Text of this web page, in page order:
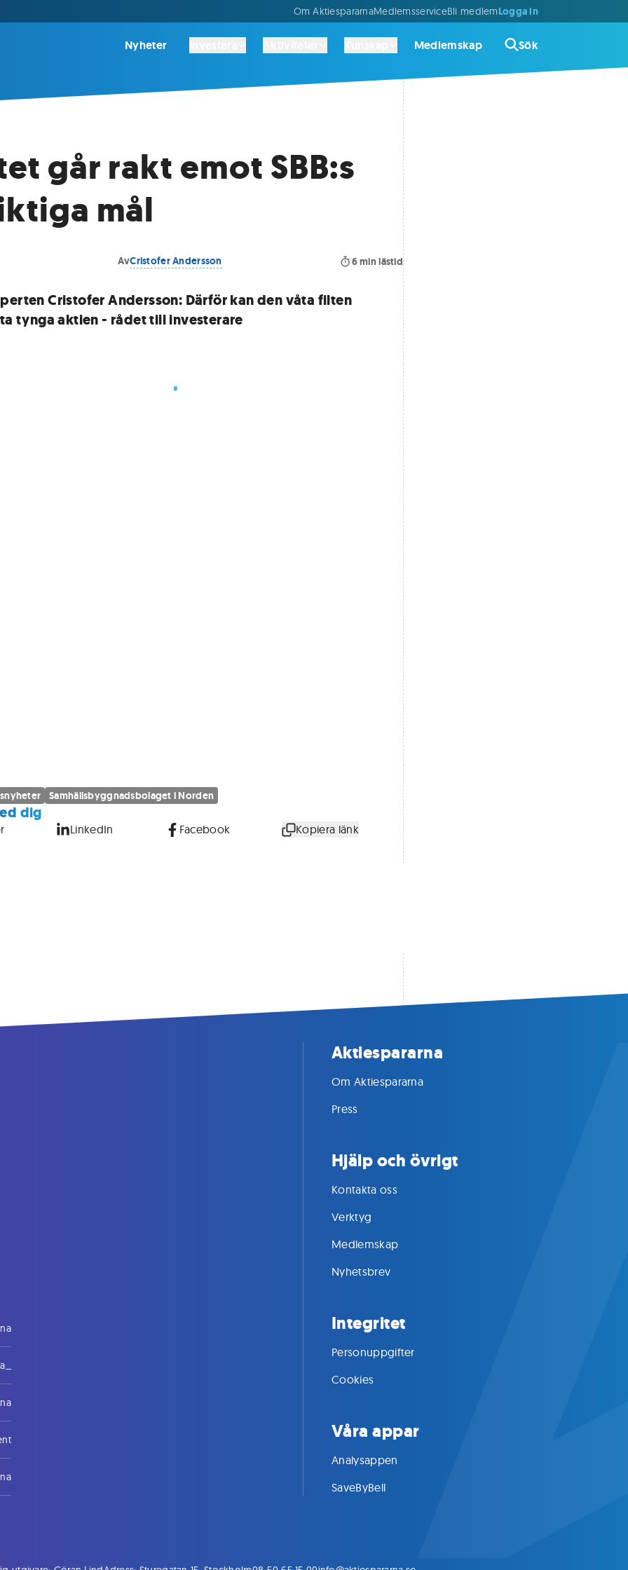
Om AktiespararnaMedlemsserviceBli medlemLogga in
Nyheter Medlemskap Sök
går rakt emot SBB:s
mål
AvCristofer Andersson 6min lästid
Cristofer Andersson: Därför kan den våta filten
tynga aktien - rådet till investerare
Samhällsbyggnadsbolaget i Norden
dig
LinkedIn Facebook Kopiera länk
Aktiespararna
Om Aktiespararna
Press
Hjälp och övrigt
Kontakta oss
Verktyg
Medlemskap
Nyhetsbrev
Integritet
Personuppgifter
Cookies
Våra appar
Analysappen
SaveByBell